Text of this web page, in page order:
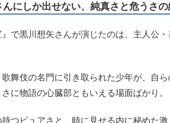
にしか出せない、純真さと危うさの
で黒川想矢さんが演じたのは、主人公
舞伎の名門に引き取られた少年が、自
に物語の心臓部ともいえる場面ばかり。
つピュアさと、時に見せる内に秘めた